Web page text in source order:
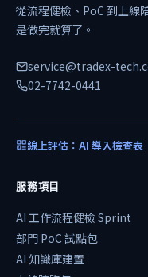
從流程健檢、PoC 到上
是做完就算了。
service@tradex-
02-7742-0441
線上評估：AI 導入檢查表
服務項目
AI 工作流程健檢 Sprint
部門 PoC 試點包
AI 知識庫建置